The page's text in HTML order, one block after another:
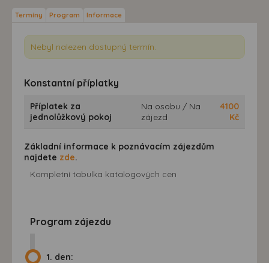
Termíny Program Informace
Nebyl nalezen dostupný termín.
Konstantní příplatky
Příplatek za
jednolůžkový pokoj
Na osobu / Na
zájezd
4100
Kč
Základní informace k poznávacím zájezdům
najdete zde.
Kompletní tabulka katalogových cen
Program zájezdu
1. den: